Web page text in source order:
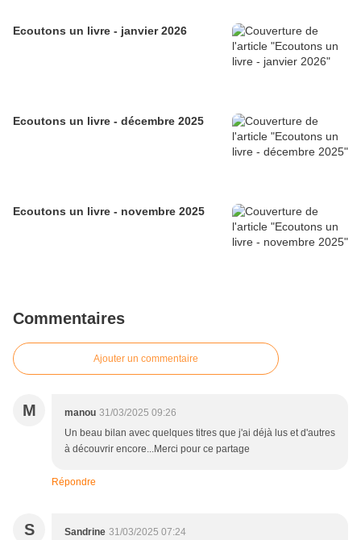
Ecoutons un livre - janvier 2026
Ecoutons un livre - décembre 2025
Ecoutons un livre - novembre 2025
Commentaires
Ajouter un commentaire
M manou 31/03/2025 09:26
Un beau bilan avec quelques titres que j'ai déjà lus et d'autres
à découvrir encore...Merci pour ce partage
Répondre
S Sandrine 31/03/2025 07:24